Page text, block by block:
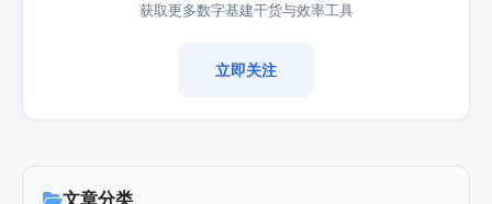
获取更多数字基建干货与效率工具
立即关注
文章分类